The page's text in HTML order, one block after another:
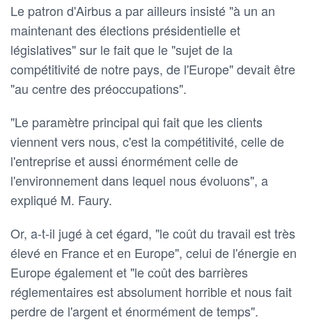
Le patron d'Airbus a par ailleurs insisté "à un an
maintenant des élections présidentielle et
législatives" sur le fait que le "sujet de la
compétitivité de notre pays, de l'Europe" devait être
"au centre des préoccupations".
"Le paramètre principal qui fait que les clients
viennent vers nous, c'est la compétitivité, celle de
l'entreprise et aussi énormément celle de
l'environnement dans lequel nous évoluons", a
expliqué M. Faury.
Or, a-t-il jugé à cet égard, "le coût du travail est très
élevé en France et en Europe", celui de l'énergie en
Europe également et "le coût des barrières
réglementaires est absolument horrible et nous fait
perdre de l'argent et énormément de temps".